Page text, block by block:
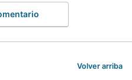
Volver arriba